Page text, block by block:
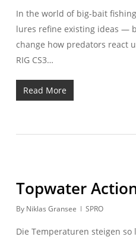
In the world of big-bait
lures refine existing ideas —
change how predators react
RIG CS3…
Read More
Topwater
By Niklas Gransee SPRO
Die Temperaturen steigen